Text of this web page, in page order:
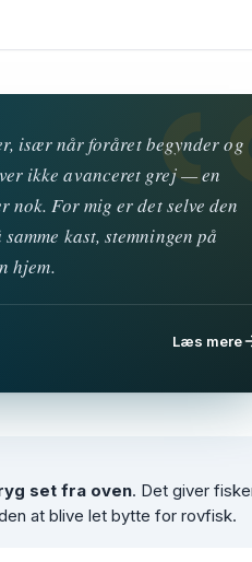
især når foråret begynder og
ikke avanceret grej — en
For mig er det selve den
kast, stemningen på
hjem.
Læs mere
set fra oven. Det giver
at blive let bytte for rovfisk.